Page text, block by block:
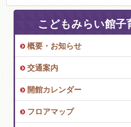
こどもみらい館子
概要・お知らせ
交通案内
開館カレンダー
フロアマップ